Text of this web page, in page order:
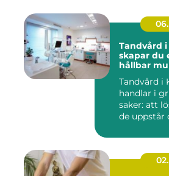
Tandvård i
skapar du
hållbar
Tandvård i
handlar i
saker: att
de uppstår